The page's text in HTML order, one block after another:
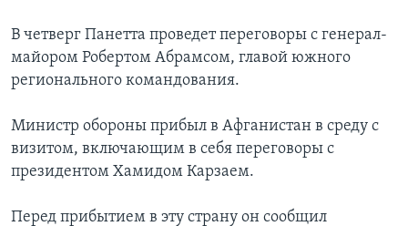
В четверг Панетта проведет переговоры с генерал-
майором Робертом Абрамсом, главой южного
регионального командования.
Министр обороны прибыл в Афганистан в среду с
визитом, включающим в себя переговоры с
президентом Хамидом Карзаем.
Перед прибытием в эту страну он сообщил